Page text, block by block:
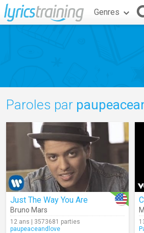
Genres
Paroles par
Just The Way You Are
Bruno Mars
12 ans | 3573681 parties
paupeaceandlove